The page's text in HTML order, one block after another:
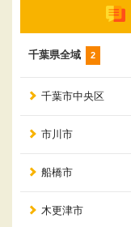
千葉県全域 2
千葉市中央区
市川市
船橋市
木更津市